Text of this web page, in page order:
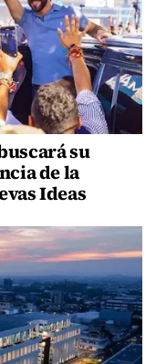
su
de la
Ideas